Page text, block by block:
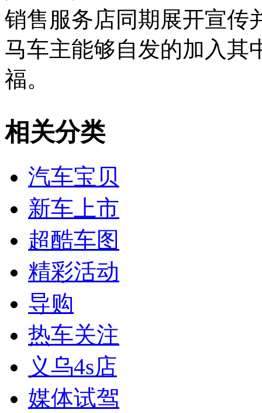
销售服务店同期展开宣传
马车主能够自发的加入其
福。
相关分类
汽车宝贝
新车上市
超酷车图
精彩活动
导购
热车关注
义乌4s店
媒体试驾